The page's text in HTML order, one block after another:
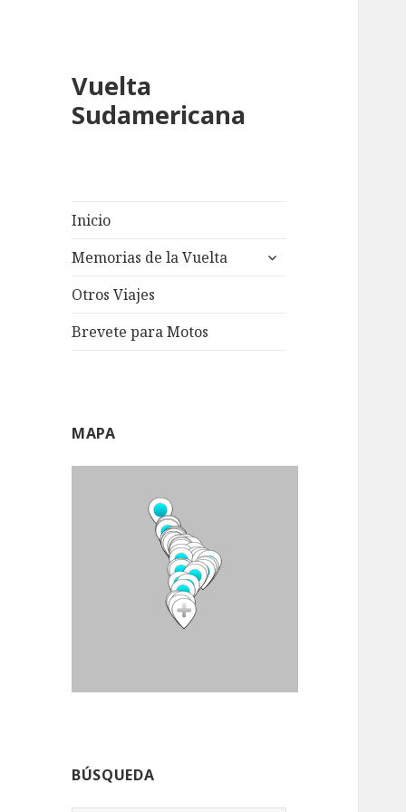
Vuelta
Sudamericana
Inicio
Memorias de la Vuelta
expand
Otros Viajes
Brevete para Motos
MAPA
BÚSQUEDA